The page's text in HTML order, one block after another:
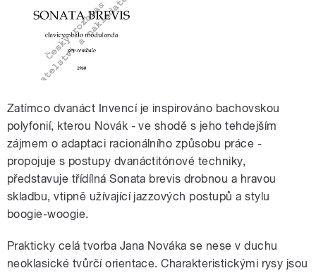
Zatímco dvanáct Invencí je inspirováno bachovskou
polyfonií, kterou Novák - ve shodě s jeho tehdejším
zájmem o adaptaci racionálního způsobu práce -
propojuje s postupy dvanáctitónové techniky,
představuje třídílná Sonata brevis drobnou a hravou
skladbu, vtipně užívající jazzových postupů a stylu
boogie-woogie.
Prakticky celá tvorba Jana Nováka se nese v duchu
neoklasické tvůrčí orientace. Charakteristickými rysy jsou